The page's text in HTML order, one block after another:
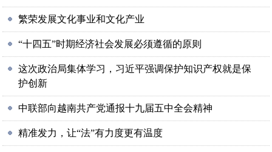
繁荣发展文化事业和文化产业
“十四五”时期经济社会发展必须遵循的原则
这次政治局集体学习，习近平强调保护知识产权就是保
护创新
中联部向越南共产党通报十九届五中全会精神
精准发力，让“法”有力度更有温度